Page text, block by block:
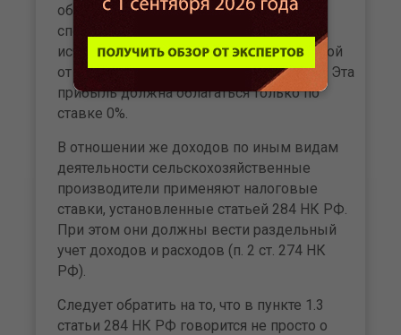
общеустановленную (20%) или
специальную (0%) – применять при
исчислении налога с прибыли, полученной
от сельскохозяйственной деятельности. Эта
прибыль должна облагаться только по
ставке 0%.
В отношении же доходов по иным видам
деятельности сельскохозяйственные
производители применяют налоговые
ставки, установленные статьей 284 НК РФ.
При этом они должны вести раздельный
учет доходов и расходов (п. 2 ст. 274 НК
РФ).
Следует обратить на то, что в пункте 1.3
статьи 284 НК РФ говорится не просто о